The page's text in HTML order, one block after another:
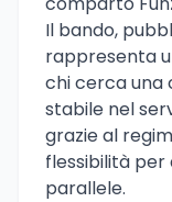
Il bando,
rappresenta
chi cerca una
stabile nel
grazie al
flessibilità
parallele.